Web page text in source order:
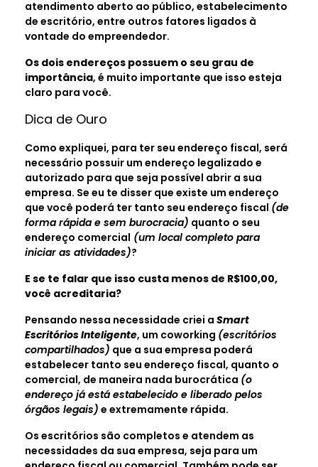
atendimento aberto ao público, estabelecimento
de escritório, entre outros fatores ligados à
vontade do empreendedor.
Os dois endereços possuem o seu grau de
importância, é muito importante que isso esteja
claro para você.
Dica de Ouro
Como expliquei, para ter seu endereço fiscal, será
necessário possuir um endereço legalizado e
autorizado para que seja possível abrir a sua
empresa. Se eu te disser que existe um endereço
que você poderá ter tanto seu endereço fiscal (de
forma rápida e sem burocracia) quanto o seu
endereço comercial (um local completo para
iniciar as atividades)?
E se te falar que isso custa menos de R$100,00,
você acreditaria?
Pensando nessa necessidade criei a Smart
Escritórios Inteligente, um coworking (escritórios
compartilhados) que a sua empresa poderá
estabelecer tanto seu endereço fiscal, quanto o
comercial, de maneira nada burocrática (o
endereço já está estabelecido e liberado pelos
órgãos legais) e extremamente rápida.
Os escritórios são completos e atendem as
necessidades da sua empresa, seja para um